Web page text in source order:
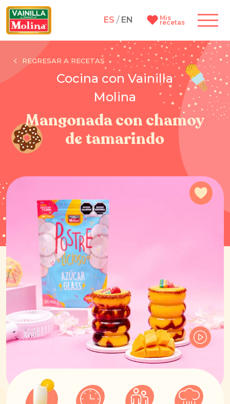
ES / EN Mis
recetas
REGRESAR A RECETAS
Cocina con Vainilla
Molina
Mangonada con chamoy
de tamarindo